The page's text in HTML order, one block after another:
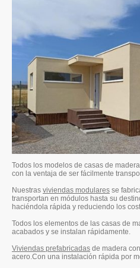
Todos los modelos de casas de
con la ventaja de ser fácilmente
Nuestras viviendas modulares se
transportan en módulos hasta su
haciéndola rápida y reduciendo los
Todos los elementos de las casas de
acabados y se instalan rápidamente.
Viviendas prefabricadas de madera
acero.Con una instalación rápida por